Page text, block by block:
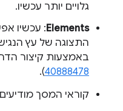
גלויים יותר עכשיו.
Elements: עכשיו
התצוגה של עץ
באמצעות קיצור
40888478
).
קוראי המסך